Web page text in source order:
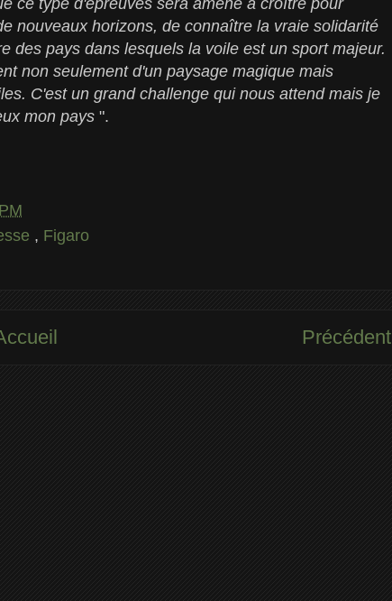
nouveaux horizons, de connaître la vraie solidarité
des pays dans lesquels la voile est un sport majeur.
non seulement d'un paysage magique mais
C'est un grand challenge qui nous attend mais je
mon pays ".
, Figaro
Précédent